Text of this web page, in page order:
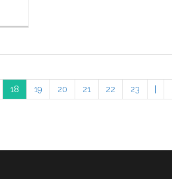
18 19 20 21 22 23